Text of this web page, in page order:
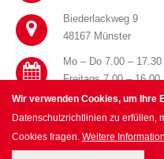
Wir verwenden Cookies, um Ihre
Datenschutzrichtlinien zu erfüllen,
Cookies fragen. Weitere
Biederlackweg 9
48167 Münster
Mo – Do 7.00 – 17.30
Freitags 7.00 – 16.00